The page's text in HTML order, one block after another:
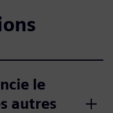
le
autres